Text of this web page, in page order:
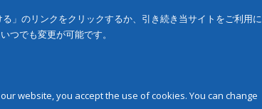
」のリンクをクリックするか、引き続き当サイトをご利用に
つでも変更が可能です。
website, you accept the use of cookies. You can change